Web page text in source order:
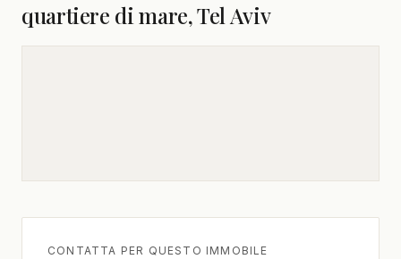
quartiere di mare, Tel Aviv
CONTATTA PER QUESTO IMMOBILE